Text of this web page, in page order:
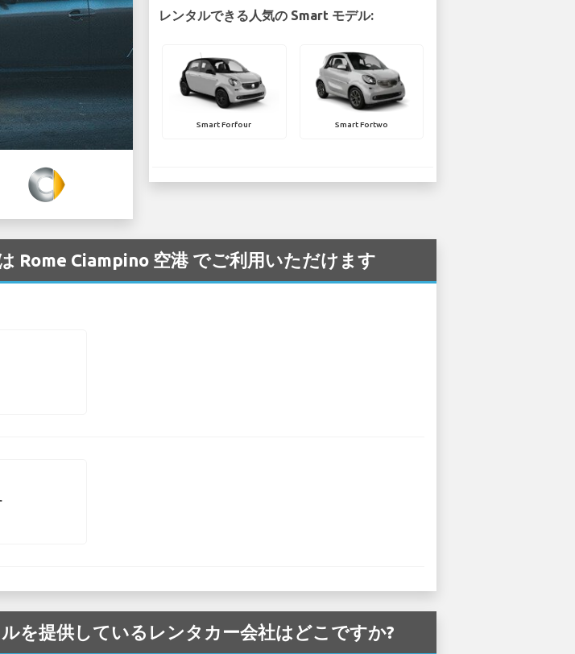
レンタルできる人気の Smart モデル:
Smart Forfour Smart Fortwo
Rome Ciampino 空港 でご利用いただけます
を提供しているレンタカー会社はどこですか?